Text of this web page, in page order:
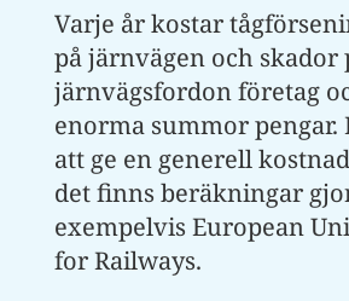
Varje år kostar
på järnvägen och skador
järnvägsfordon företag
enorma summor pengar.
att ge en generell
det finns beräkningar
exempelvis European
for Railways.